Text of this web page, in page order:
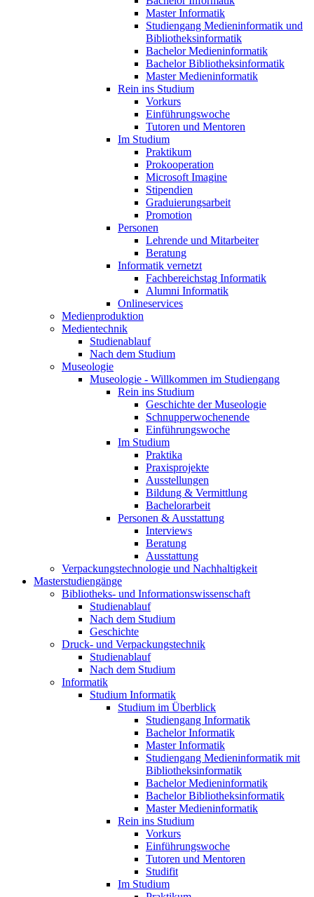
Master Informatik
Studiengang Medieninformatik und
Bibliotheksinformatik
Bachelor Medieninformatik
Bachelor Bibliotheksinformatik
Master Medieninformatik
Rein ins Studium
Vorkurs
Einführungswoche
Tutoren und Mentoren
Im Studium
Praktikum
Prokooperation
Microsoft Imagine
Stipendien
Graduierungsarbeit
Promotion
Personen
Lehrende und Mitarbeiter
Beratung
Informatik vernetzt
Fachbereichstag Informatik
Alumni Informatik
Onlineservices
Medienproduktion
Medientechnik
Studienablauf
Nach dem Studium
Museologie
Museologie - Willkommen im Studiengang
Rein ins Studium
Geschichte der Museologie
Schnupperwochenende
Einführungswoche
Im Studium
Praktika
Praxisprojekte
Ausstellungen
Bildung & Vermittlung
Bachelorarbeit
Personen & Ausstattung
Interviews
Beratung
Ausstattung
Verpackungstechnologie und Nachhaltigkeit
Masterstudiengänge
Bibliotheks- und Informationswissenschaft
Studienablauf
Nach dem Studium
Geschichte
Druck- und Verpackungstechnik
Studienablauf
Nach dem Studium
Informatik
Studium Informatik
Studium im Überblick
Studiengang Informatik
Bachelor Informatik
Master Informatik
Studiengang Medieninformatik mit
Bibliotheksinformatik
Bachelor Medieninformatik
Bachelor Bibliotheksinformatik
Master Medieninformatik
Rein ins Studium
Vorkurs
Einführungswoche
Tutoren und Mentoren
Studifit
Im Studium